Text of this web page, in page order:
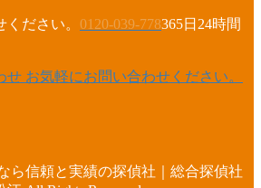
ださい。 0120-039-778365日24時間
せ お気軽にお問い合わせください。
ら信頼と実績の探偵社｜総合探偵社